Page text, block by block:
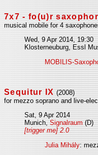
7x7 - fo(u)r
musical mobile for 4
Wed, 9 Apr 2014, 19:30
Klosterneuburg, Essl
MOBILIS-
Sequitur IX (2008)
for mezzo soprano and live-
Sat, 9 Apr 2014
Munich, Signalraum (D)
[trigger me] 2.0
Julia Mihály: